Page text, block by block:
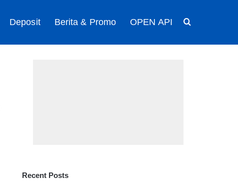
Deposit Berita & Promo OPEN API
Recent Posts